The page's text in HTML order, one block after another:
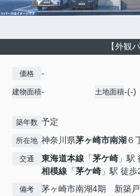
【外観
価格 -
建物面積- 土地面積-(-)
築年数 予定
所在地 神奈川県茅ヶ崎市南湖 ６
交通 東海道本線 「茅ケ崎 」駅
相模線 「茅ケ崎 」駅 徒
備考
茅ヶ崎市南湖4期 新築